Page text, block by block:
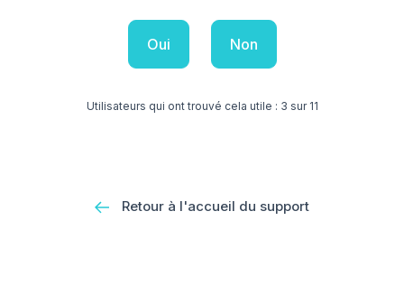
Oui Non
Utilisateurs qui ont trouvé cela utile : 3 sur 11
Retour à l'accueil du support